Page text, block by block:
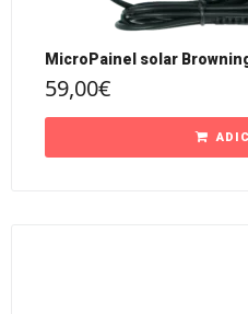
MicroPainel solar
59,00€